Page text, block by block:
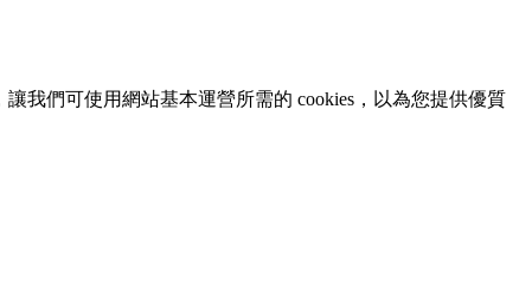
我們可使用網站基本運營所需的 cookies，以為您提供優質